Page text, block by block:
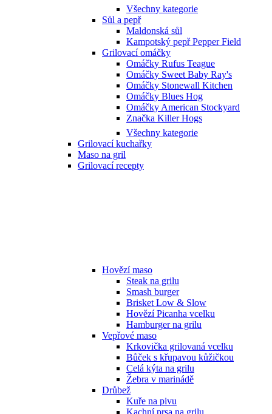
Všechny kategorie
Sůl a pepř
Maldonská sůl
Kampotský pepř Pepper Field
Grilovací omáčky
Omáčky Rufus Teague
Omáčky Sweet Baby Ray's
Omáčky Stonewall Kitchen
Omáčky Blues Hog
Omáčky American Stockyard
Značka Killer Hogs
Všechny kategorie
Grilovací kuchařky
Maso na gril
Grilovací recepty
Hovězí maso
Steak na grilu
Smash burger
Brisket Low & Slow
Hovězí Picanha vcelku
Hamburger na grilu
Vepřové maso
Krkovička grilovaná vcelku
Bůček s křupavou kůžičkou
Celá kýta na grilu
Žebra v marinádě
Drůbež
Kuře na pivu
Kachní prsa na grilu